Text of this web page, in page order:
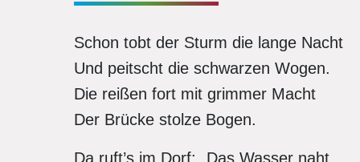
Schon tobt der Sturm die lange Nacht
Und peitscht die schwarzen Wogen.
Die reißen fort mit grimmer Macht
Der Brücke stolze Bogen.
Da ruft’s im Dorf: „Das Wasser naht,